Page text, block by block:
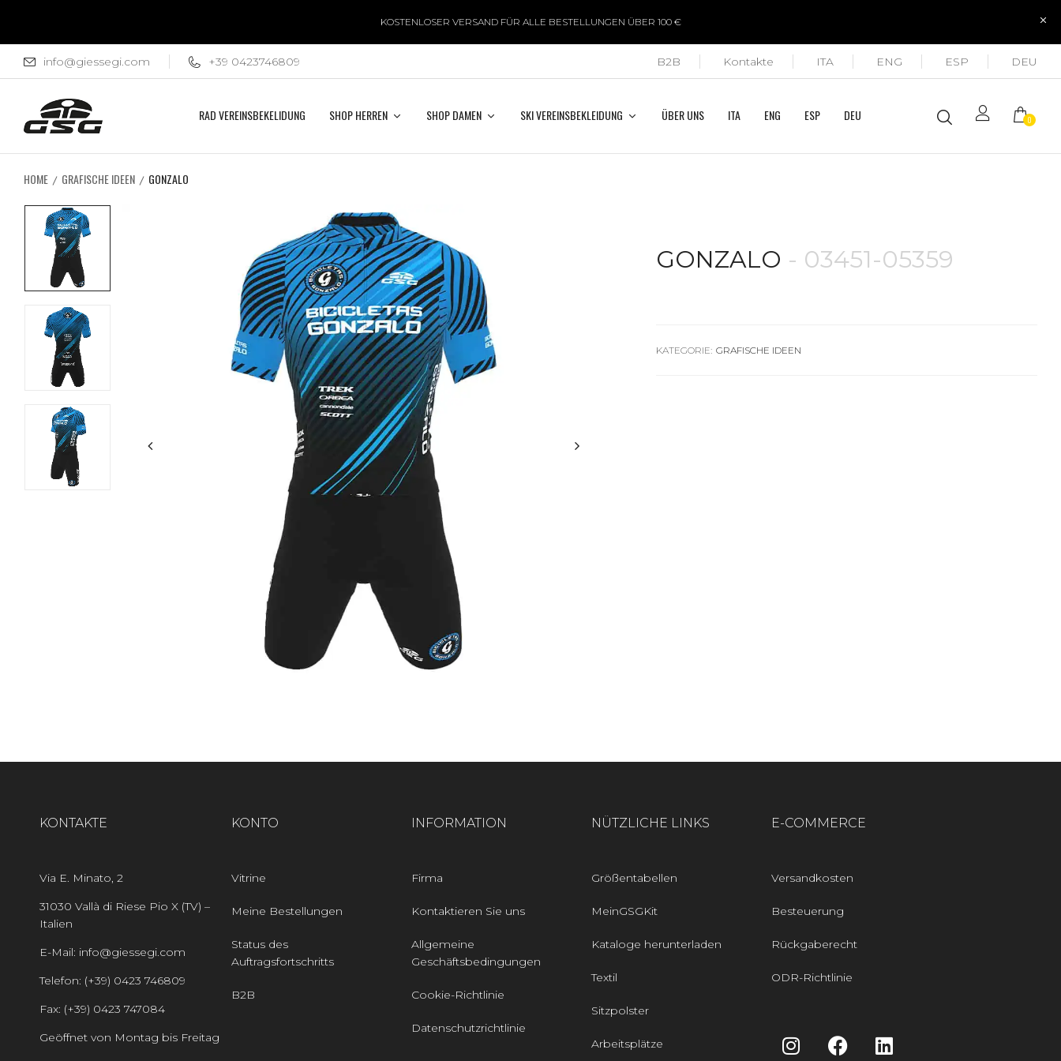
KOSTENLOSER VERSAND FÜR ALLE BESTELLUNGEN ÜBER 100 €
info@giessegi.com +39 0423746809 B2B Kontakte ITA ENG ESP DEU
RAD VEREINSBEKELIDUNG SHOP HERREN SHOP DAMEN SKI VEREINSBEKLEIDUNG ÜBER UNS ITA ENG ESP DEU 0
HOME GRAFISCHE IDEEN GONZALO
GONZALO - 03451-05359
KATEGORIE: GRAFISCHE IDEEN
KONTAKTE
Via E. Minato, 2
31030 Vallà di Riese Pio X (TV) –
Italien
E-Mail: info@giessegi.com
Telefon: (+39) 0423 746809
Fax: (+39) 0423 747084
Geöffnet von Montag bis Freitag
KONTO
Vitrine
Meine Bestellungen
Status des
Auftragsfortschritts
B2B
INFORMATION
Firma
Kontaktieren Sie uns
Allgemeine
Geschäftsbedingungen
Cookie-Richtlinie
Datenschutzrichtlinie
NÜTZLICHE LINKS
Größentabellen
MeinGSGKit
Kataloge herunterladen
Textil
Sitzpolster
Arbeitsplätze
E-COMMERCE
Versandkosten
Besteuerung
Rückgaberecht
ODR-Richtlinie